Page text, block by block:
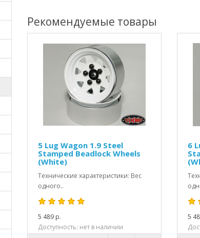
Рекомендуемые товары
5 Lug Wagon 1.9 Steel
Stamped Beadlock Wheels
(White)
Технические характеристики: Вес
одного..
5 489 р.
Доступность: нет в наличии
6
5